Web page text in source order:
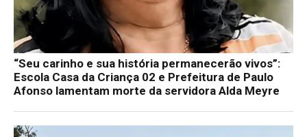
“Seu carinho e sua história permanecerão vivos”:
Escola Casa da Criança 02 e Prefeitura de Paulo
Afonso lamentam morte da servidora Alda Meyre